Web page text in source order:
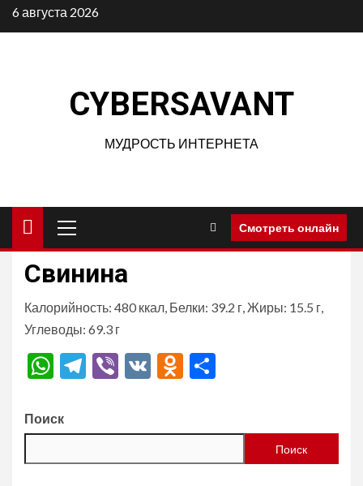
Перейти
к
6 августа 2026
CYBERSAVANT
МУДРОСТЬ ИНТЕРНЕТА
меню
Смотреть онлайн
Свинина
Калорийность: 480 ккал, Белки: 39.2 г, Жиры: 15.5 г,
Углеводы: 69.3 г
WhatsApp
Telegram
Viber
VK Odnoklassniki
Поиск
Поиск